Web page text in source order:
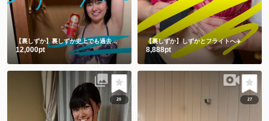
【裏しずか】裏しずか史上でも過去一を争う攻めすぎ写真集😂㊙️
12,000pt
【裏しずか】しずかとフライトへ✈️
8,888pt
20 27